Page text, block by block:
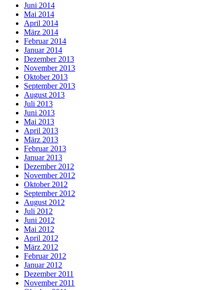
Juni 2014
Mai 2014
April 2014
März 2014
Februar 2014
Januar 2014
Dezember 2013
November 2013
Oktober 2013
September 2013
August 2013
Juli 2013
Juni 2013
Mai 2013
April 2013
März 2013
Februar 2013
Januar 2013
Dezember 2012
November 2012
Oktober 2012
September 2012
August 2012
Juli 2012
Juni 2012
Mai 2012
April 2012
März 2012
Februar 2012
Januar 2012
Dezember 2011
November 2011